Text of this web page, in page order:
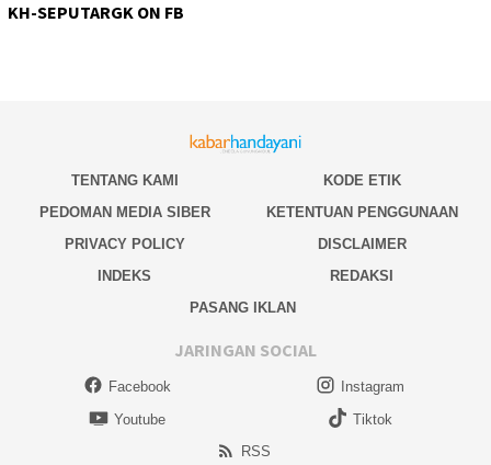
KH-SEPUTARGK ON FB
TENTANG KAMI
KODE ETIK
PEDOMAN MEDIA SIBER
KETENTUAN PENGGUNAAN
PRIVACY POLICY
DISCLAIMER
INDEKS
REDAKSI
PASANG IKLAN
JARINGAN SOCIAL
Facebook
Instagram
Youtube
Tiktok
RSS